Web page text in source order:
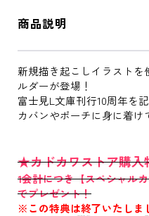
商品説明
新規描き起こしイラストを
ルダーが登場！
富士見L文庫刊行10周年を
カバンやポーチに身に着け
★カドカワストア購
1会計につき【スペシャル
でプレゼント！
※この特典は終了いたしま